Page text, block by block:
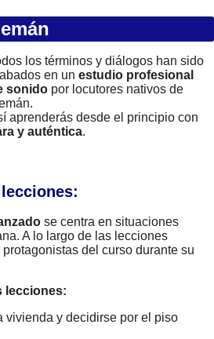
los términos y diálogos han sido
en un estudio profesional
sonido por locutores nativos de
aprenderás desde el principio con
y auténtica.
se centra en situaciones
A lo largo de las lecciones
del curso durante su
lecciones:
vivienda y decidirse por el piso